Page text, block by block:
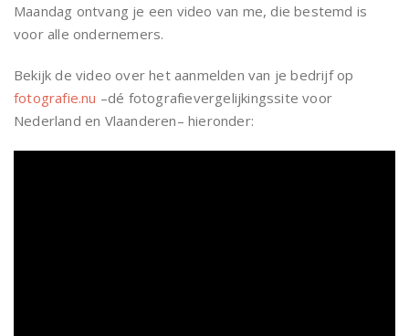
Maandag ontvang je een video van me, die bestemd is
voor alle ondernemers.
Bekijk de video over het aanmelden van je bedrijf op
fotografie.nu –dé fotografievergelijkingssite voor
Nederland en Vlaanderen– hieronder: